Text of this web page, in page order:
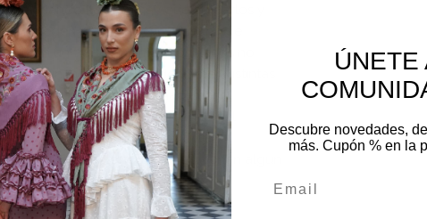
cuando lleguen hay que colgarlos y
Se pueden planchar con plancha de
(con un trapo encima). Los flecos no
ningún momento. Pueden tener distintas
a mano. Tampoco nos hacemos
betas de hilo ocasionadas por el
pequeña manchas de los tintes
todos los mantoncillos por si tienen algun
anteriormente
ÚNETE
Descubre novedades,
más. Cupón % en la